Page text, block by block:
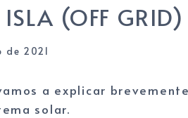
(OFF GRID)
de 2021
a explicar
solar.